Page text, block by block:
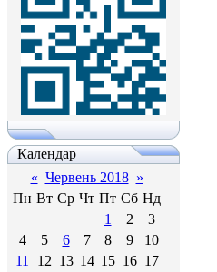
Календар
« Червень 2018 »
Пн Вт Ср Чт Пт Сб Нд
1
2
3
4
5 6 7 8 9
10
11
12 13 14 15 16 17